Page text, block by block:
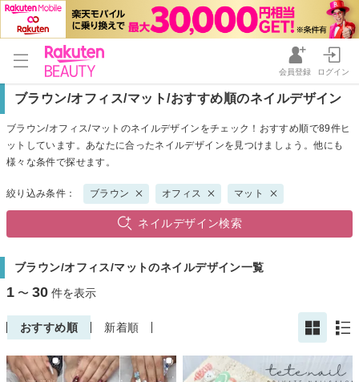
会員登録 ログイン
ブラウン/オフィス/マット/おすすめ順のネイルデザイン
ブラウン/オフィス/マットのネイルデザインをチェック！おすすめ順で89件ヒ
ットしています。あなたに合ったネイルデザインを見つけましょう。他にも
様々な条件で探せます。
絞り込み条件： ブラウン オフィス マット
ネイルデザイン検索
ブラウン/オフィス/マットのネイルデザイン一覧
1 〜 30 件を表示
おすすめ順 新着順